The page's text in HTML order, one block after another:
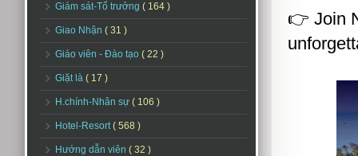
Giám sát-Tổ trưởng ( 164 )
Giao Nhận ( 31 )
Giáo viên - Đào tạo ( 22 )
Giặt là ( 17 )
H.chính-Nhân sự ( 106 )
Hotel-Resort( 568 )
Hướng dẫn viên ( 32 )
👉 Join